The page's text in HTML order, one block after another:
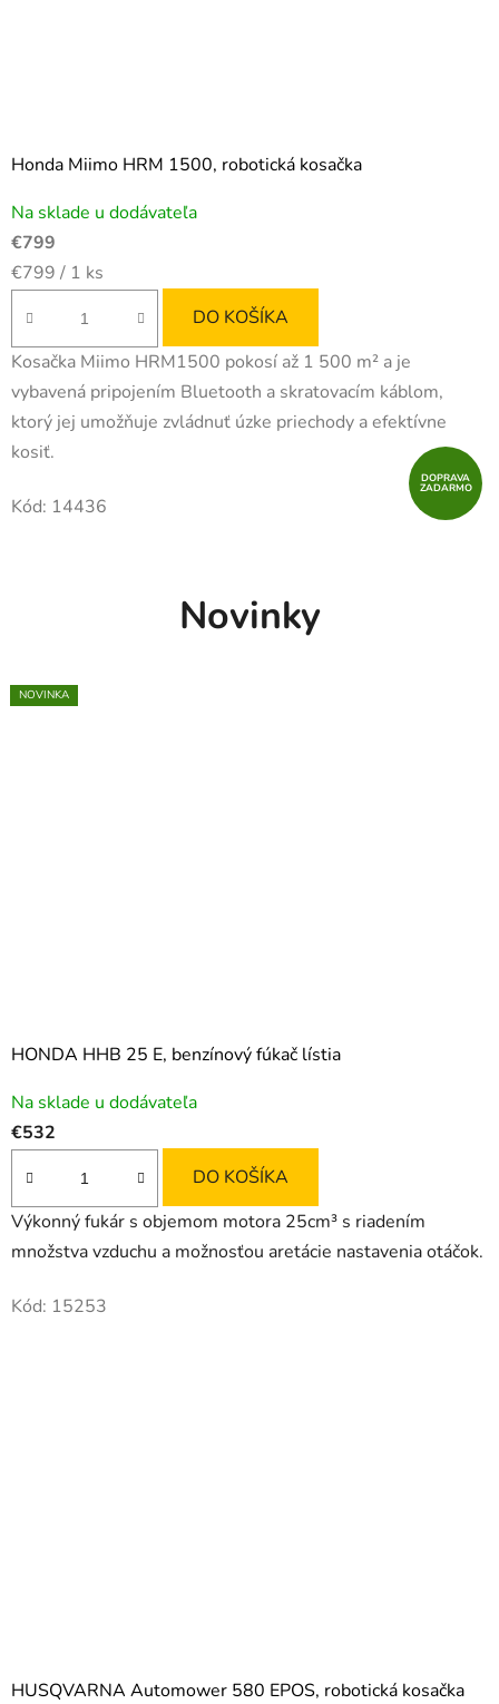
DOPRAVA
ZADARMO
Honda Miimo HRM 1500, robotická kosačka
Na sklade u dodávateľa
€799
Jednotková
€799 / 1 ks
DO KOŠÍKA
Kosačka Miimo HRM1500 pokosí až 1 500 m² a je
vybavená pripojením Bluetooth a skratovacím káblom,
ktorý jej umožňuje zvládnuť úzke priechody a efektívne
kosiť.
Kód: 14436
Novinky
NOVINKA
HONDA HHB 25 E, benzínový fúkač lístia
Na sklade u dodávateľa
€532
DO KOŠÍKA
Výkonný fukár s objemom motora 25cm³ s riadením
množstva vzduchu a možnosťou aretácie nastavenia otáčok.
Kód: 15253
NOVINKA
HUSQVARNA Automower 580 EPOS, robotická kosačka
NOVINKA
NOVINKA
NOVINKA